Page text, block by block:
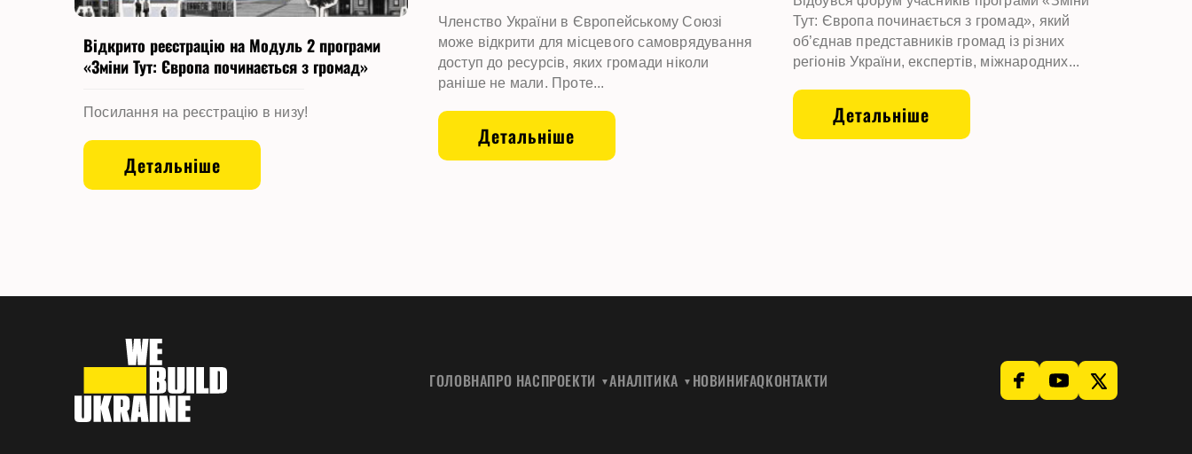
Відкрито реєстрацію на Модуль 2 програми
«Зміни Тут: Європа починається з громад»
Посилання на реєстрацію в низу!
Детальніше
Членство України в Європейському Союзі
може відкрити для місцевого самоврядування
доступ до ресурсів, яких громади ніколи
раніше не мали. Проте...
Детальніше
Тут: Європа починається з громад», який
об’єднав представників громад із різних
регіонів України, експертів, міжнародних...
Детальніше
ГОЛОВНАПРО НАСПРОЕКТИ АНАЛІТИКА НОВИНИFAQКОНТАКТИ